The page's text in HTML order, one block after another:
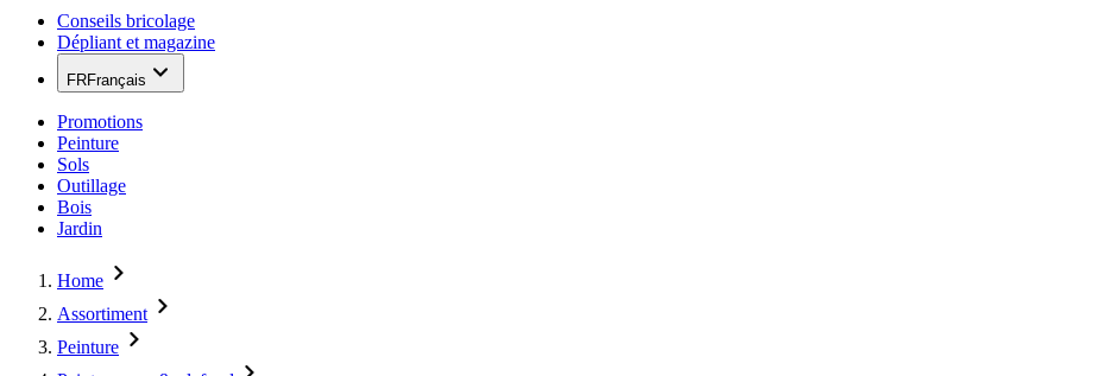
Conseils bricolage
Dépliant et magazine
FRFrançais
Promotions
Peinture
Sols
Outillage
Bois
Jardin
Home
Assortiment
Peinture